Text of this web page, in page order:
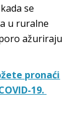
se
u ruralne
ažuriraju
pronaći
19.